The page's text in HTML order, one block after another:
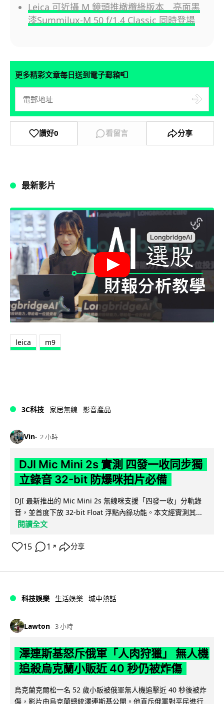
Leica 可近攝 M 鏡頭推橄欖綠版本 亮面黑
漆Summilux-M 50 f/1.4 Classic 同時登場
更多精彩文章每日送到電子郵箱📮
讚好0 看留言 分享
最新影片
leica m9
3C科技 家居無線 影音產品
Vin 2 小時
DJI Mic Mini 2s 實測 四發一收同步獨
立錄音 32-bit 防爆咪拍片必備
DJI 最新推出的 Mic Mini 2s 無線咪支援「四發一收」分軌錄
音，並首度下放 32-bit Float 浮點內錄功能。本文經實測其...
閱讀全文
15 1 ↗ 分享
科技娛樂 生活娛樂 城中熱話
Lawton 3 小時
澤連斯基怒斥俄軍「人肉狩獵」 無人機
追殺烏克蘭小販近 40 秒仍被炸傷
烏克蘭克爾松一名 52 歲小販被俄軍無人機追擊近 40 秒後被炸
傷，影片由烏克蘭總統澤連斯基公開。他直斥俄軍對平民進行